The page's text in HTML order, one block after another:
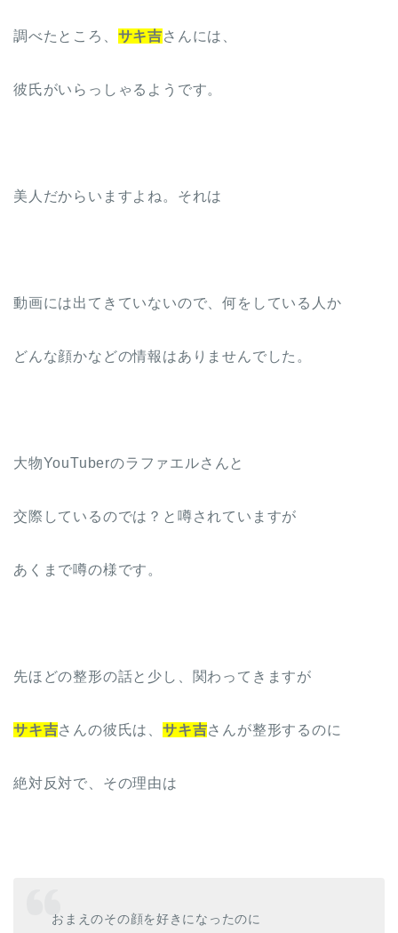
調べたところ、 サキ吉さんには、
彼氏がいらっしゃるようです。
美人だからいますよね。それは
動画には出てきていないので、何をしている人か
どんな顔かなどの情報はありませんでした。
大物YouTuberのラファエルさんと
交際しているのでは？と噂されていますが
あくまで噂の様です。
先ほどの整形の話と少し、関わってきますが
サキ吉さんの彼氏は、サキ吉さんが整形するのに
絶対反対で、その理由は
おまえのその顔を好きになったのに